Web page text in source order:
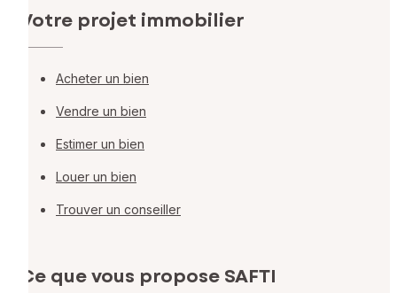
Votre projet immobilier
Acheter un bien
Vendre un bien
Estimer un bien
Louer un bien
Trouver un conseiller
Ce que vous propose SAFTI